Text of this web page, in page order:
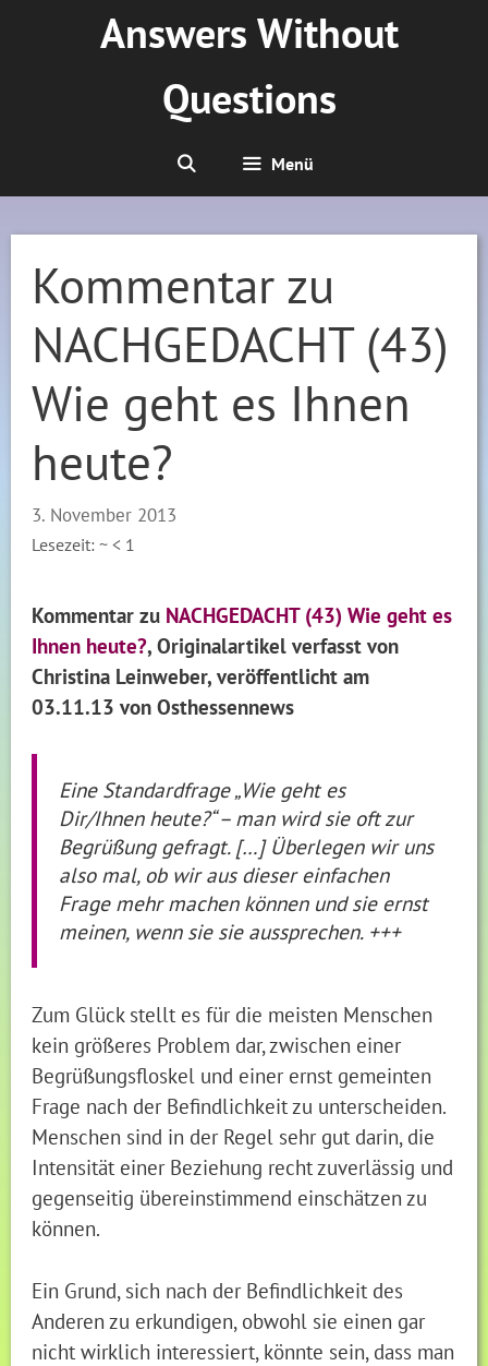
Answers Without
Questions
Menü
Kommentar zu
NACHGEDACHT (43)
Wie geht es Ihnen
heute?
3. November 2013
Lesezeit: ~< 1
Kommentar zu NACHGEDACHT (43) Wie geht es
Ihnen heute?, Originalartikel verfasst von
Christina Leinweber, veröffentlichtam
03.11.13 von Osthessennews
Eine Standardfrage „Wie geht es
Dir/Ihnen heute?“ – man wird sie oft zur
Begrüßung gefragt. […] Überlegen wir uns
also mal, ob wir aus dieser einfachen
Frage mehr machen können und sie ernst
meinen, wenn sie sie aussprechen. +++
Zum Glück stellt es für die meisten Menschen
kein größeres Problem dar, zwischen einer
Begrüßungsfloskel und einer ernst gemeinten
Frage nach der Befindlichkeit zu unterscheiden.
Menschen sind in der Regel sehr gut darin, die
Intensität einer Beziehung recht zuverlässig und
gegenseitig übereinstimmend einschätzen zu
können.
Ein Grund, sich nach der Befindlichkeit des
Anderen zu erkundigen, obwohl sie einen gar
nicht wirklich interessiert, könnte sein, dass man